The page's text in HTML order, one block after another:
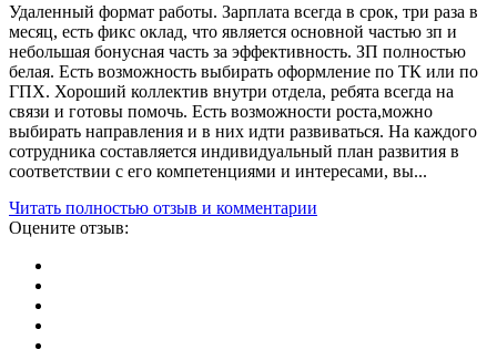
Удаленный формат работы. Зарплата всегда в срок, три раза в
месяц, есть фикс оклад, что является основной частью зп и
небольшая бонусная часть за эффективность. ЗП полностью
белая. Есть возможность выбирать оформление по ТК или по
ГПХ. Хороший коллектив внутри отдела, ребята всегда на
связи и готовы помочь. Есть возможности роста,можно
выбирать направления и в них идти развиваться. На каждого
сотрудника составляется индивидуальный план развития в
соответствии с его компетенциями и интересами, вы...
Читать полностью отзыв и комментарии
Оцените отзыв: